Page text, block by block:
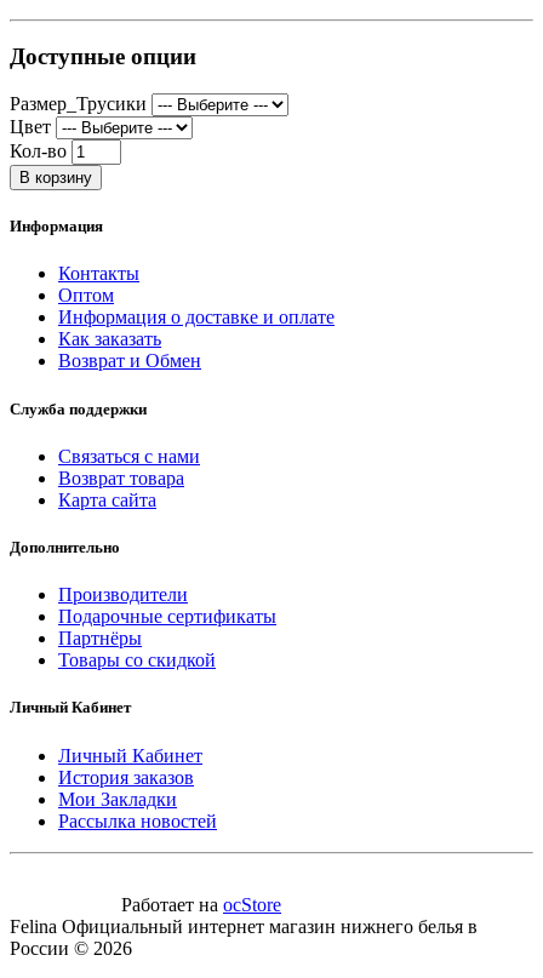
Доступные опции
Размер_Трусики
Цвет
Кол-во
В корзину
Информация
Контакты
Оптом
Информация о доставке и оплате
Как заказать
Возврат и Обмен
Служба поддержки
Связаться с нами
Возврат товара
Карта сайта
Дополнительно
Производители
Подарочные сертификаты
Партнёры
Товары со скидкой
Личный Кабинет
Личный Кабинет
История заказов
Мои Закладки
Рассылка новостей
Работает на ocStore
Felina Официальный интернет магазин нижнего белья в
России © 2026